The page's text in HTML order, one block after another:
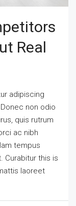
Real
adipiscing
non odio
quis rutrum
ac nibh
tempus
Curabitur this is
laoreet